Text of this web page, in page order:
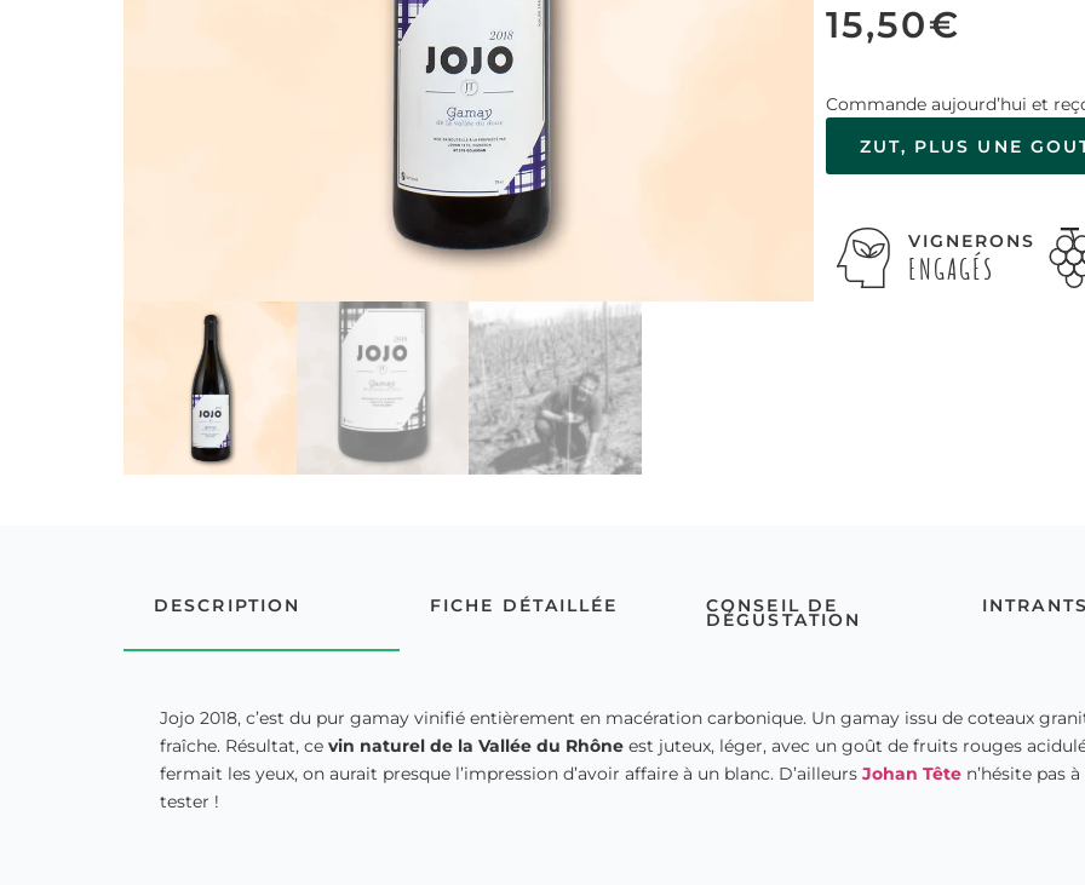
15,50€
Commande aujourd’hui et
ZUT, PLUS UNE
VIGNERONS
ENGAGÉS
DESCRIPTION FICHE DÉTAILLÉE CONSEIL DE
DÉGUSTATION
Jojo 2018, c’est du pur gamay vinifié entièrement en macération carbonique. Un gamay issu de coteaux
fraîche. Résultat, ce vin naturel de la Vallée du Rhône est juteux, léger, avec un goût de fruits rouges
fermait les yeux, on aurait presque l’impression d’avoir affaire à un blanc. D’ailleurs Johan Tête n’hésite pas
tester !